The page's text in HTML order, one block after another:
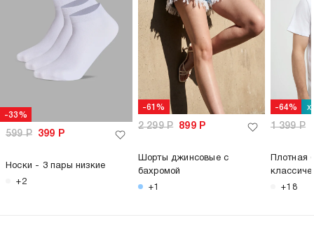
-33%
599Р 399 Р
Носки - 3 пары низкие
+2
-61%
2 299Р 899Р
Шорты джинсовые с
бахромой
+1
-64%
1 399Р
Плотная
+18